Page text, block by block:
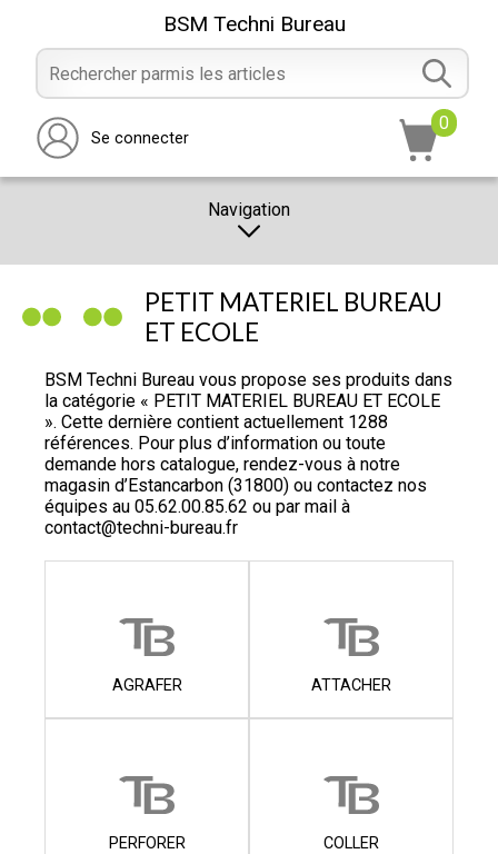
BSM Techni Bureau
Se connecter
0
Navigation
PROMOTION
NOUS CONTACTER
RÉALISATION
PETIT MATERIEL BUREAU
ET ECOLE
BSM Techni Bureau vous propose ses produits dans
la catégorie « PETIT MATERIEL BUREAU ET ECOLE
». Cette dernière contient actuellement 1288
références. Pour plus d’information ou toute
demande hors catalogue, rendez-vous à notre
magasin d’Estancarbon (31800) ou contactez nos
équipes au 05.62.00.85.62 ou par mail à
contact@techni-bureau.fr
AGRAFER ATTACHER
PERFORER COLLER